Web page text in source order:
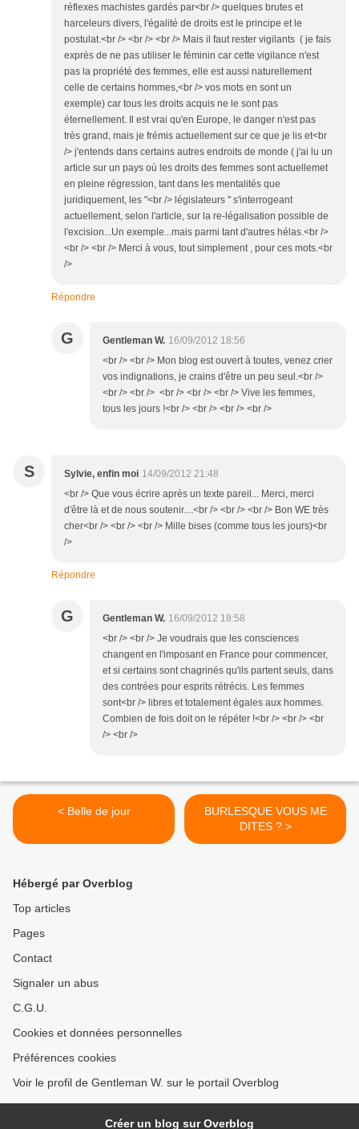
réflexes machistes gardés par<br /> quelques brutes et
harceleurs divers, l'égalité de droits est le principe et le
postulat.<br /> <br /> <br /> Mais il faut rester vigilants ( je fais
exprès de ne pas utiliser le féminin car cette vigilance n'est
pas la propriété des femmes, elle est aussi naturellement
celle de certains hommes,<br /> vos mots en sont un
exemple) car tous les droits acquis ne le sont pas
éternellement. Il est vrai qu'en Europe, le danger n'est pas
très grand, mais je frémis actuellement sur ce que je lis et<br
/> j'entends dans certains autres endroits de monde ( j'ai lu un
article sur un pays où les droits des femmes sont actuellemet
en pleine régression, tant dans les mentalités que
juridiquement, les "<br /> législateurs " s'interrogeant
actuellement, selon l'article, sur la re-légalisation possible de
l'excision...Un exemple...mais parmi tant d'autres hélas.<br />
<br /> <br /> Merci à vous, tout simplement , pour ces mots.<br
/>
Répondre
G Gentleman W. 16/09/2012 18:56
<br /> <br /> Mon blog est ouvert à toutes, venez crier
vos indignations, je crains d'être un peu seul.<br />
<br /> <br /> <br /> <br /> <br /> Vive les femmes,
tous les jours !<br /> <br /> <br /> <br />
S Sylvie, enfin moi 14/09/2012 21:48
<br /> Que vous écrire après un texte pareil... Merci, merci
d'être là et de nous soutenir....<br /> <br /> <br /> Bon WE très
cher<br /> <br /> <br /> Mille bises (comme tous les jours)<br
/>
Répondre
G Gentleman W. 16/09/2012 18:58
<br /> <br /> Je voudrais que les consciences
changent en l'imposant en France pour commencer,
et si certains sont chagrinés qu'ils partent seuls, dans
des contrées pour esprits rétrécis. Les femmes
sont<br /> libres et totalement égales aux hommes.
Combien de fois doit on le répéter !<br /> <br /> <br
/> <br />
< Belle de jour
BURLESQUE VOUS ME
DITES ? >
Hébergé par Overblog
Top articles
Pages
Contact
Signaler un abus
C.G.U.
Cookies et données personnelles
Préférences cookies
Voir le profil de Gentleman W. sur le portail Overblog
Créer un blog sur Overblog